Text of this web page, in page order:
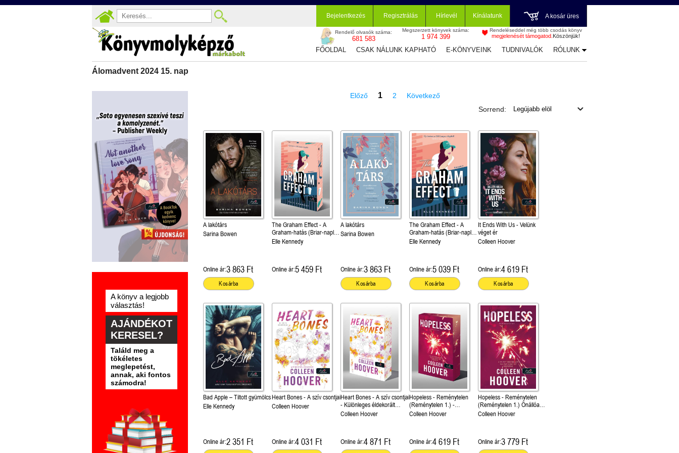
Bejelentkezés Regisztrálás Hírlevél Kínálatunk A kosár üres
Rendelő olvasók száma:
681 583
Megszerzett könyvek száma:
1 974 399
Rendeléseddel még több csodás könyv
megjelenését támogatod. Köszönjük!
FŐOLDAL CSAK NÁLUNK KAPHATÓ E-KÖNYVEINK TUDNIVALÓK RÓLUNK
Álomadvent 2024 15. nap
A könyv a legjobb
választás!
AJÁNDÉKOT
KERESEL?
Találd meg a
tökéletes
meglepetést,
annak, aki fontos
számodra!
Előző 1 2
Következő
Sorrend:
A lakótárs
Sarina Bowen
Online ár:3 863 Ft
Kosárba
The Graham Effect - A
Graham-hatás (Briar-naplók
1.) Különleges éldekorált
Elle Kennedy
Online ár:5 459 Ft
A lakótárs
Sarina Bowen
Online ár:3 863 Ft
Kosárba
The Graham Effect - A
Graham-hatás (Briar-naplók
1.)
Elle Kennedy
Online ár:5 039 Ft
Kosárba
It Ends With Us - Velünk
véget ér
Colleen Hoover
Online ár:4 619 Ft
Kosárba
Bad Apple – Tiltott gyümölcs
Elle Kennedy
Online ár:2 351 Ft
Heart Bones - A szív csontjai
Colleen Hoover
Online ár:4 031 Ft
Heart Bones - A szív csontjai
- Különleges éldekorált
kiadás!
Colleen Hoover
Online ár:4 871 Ft
Hopeless - Reménytelen
(Reménytelen 1.) -
Különleges éldekorált
Colleen Hoover
Online ár:4 619 Ft
Hopeless - Reménytelen
(Reménytelen 1.) Önállóan
is olvasható!
Colleen Hoover
Online ár:3 779 Ft